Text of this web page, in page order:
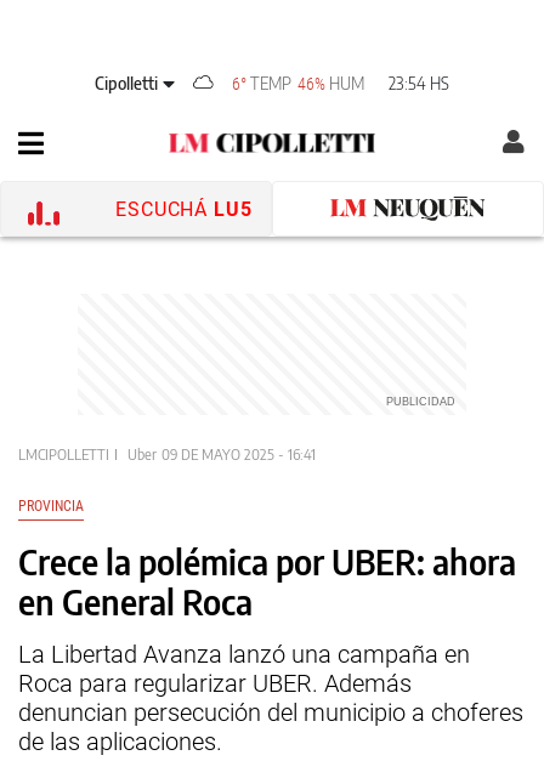
Cipolletti 6° TEMP 46% HUM 23:54 HS
ESCUCHÁ LU5
LMCIPOLLETTI Uber 09 DE MAYO 2025 - 16:41
PROVINCIA
Crece la polémica por UBER: ahora
en General Roca
La Libertad Avanza lanzó una campaña en
Roca para regularizar UBER. Además
denuncian persecución del municipio a choferes
de las aplicaciones.